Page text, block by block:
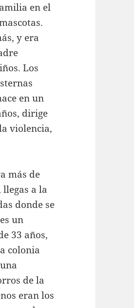
en el
y era
Los
en un
dirige
violencia,
más de
a la
donde se
un
33 años,
colonia
de la
eran los